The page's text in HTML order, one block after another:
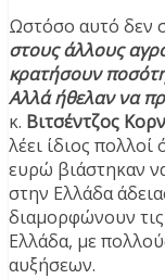
Ωστόσο αυτό δεν
στους άλλους
κρατήσουν
Αλλά ήθελαν να
κ. Βιτσέντζος
λέει ίδιος πολλοί
ευρώ βιάστηκαν
στην Ελλάδα
διαμορφώνουν
Ελλάδα, με
αυξήσεων.